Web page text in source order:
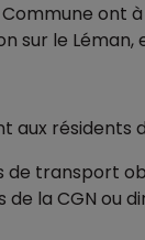
ont
sur le Léman,
aux résidents
de transport
la CGN ou